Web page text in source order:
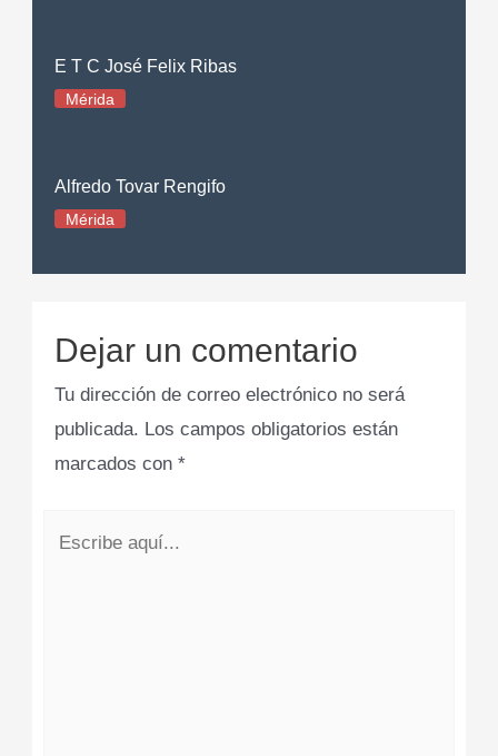
E T C José Felix Ribas
Mérida
Alfredo Tovar Rengifo
Mérida
Dejar un comentario
Tu dirección de correo electrónico no será
publicada. Los campos obligatorios están
marcados con*